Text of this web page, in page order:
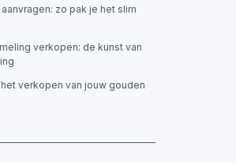
zo pak je het slim
verkopen: de kunst van
verkopen van jouw gouden